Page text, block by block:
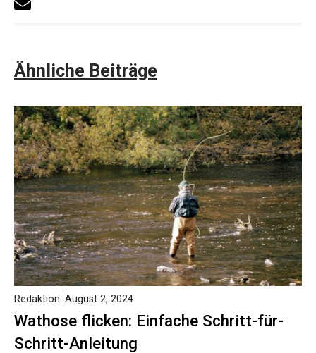
Ähnliche Beiträge
Wathose flicken: Einfache Schritt-für-
Schritt-Anleitung
Redaktion August 2, 2024